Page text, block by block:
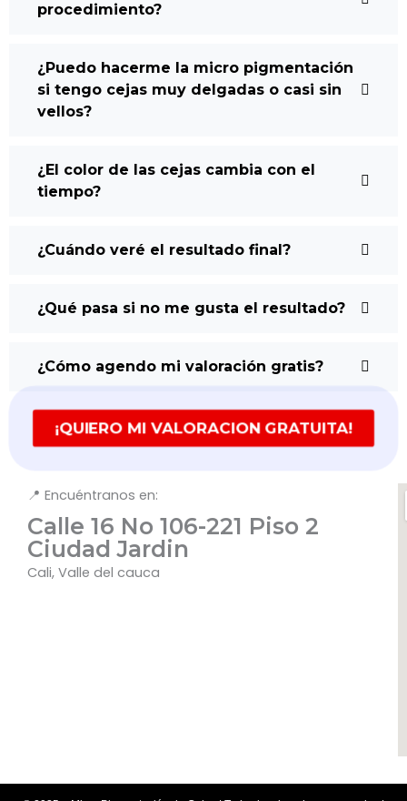
procedimiento?
¿Puedo hacerme la micro pigmentación
si tengo cejas muy delgadas o casi sin
vellos?
¿El color de las cejas cambia con el
tiempo?
¿Cuándo veré el resultado final?
¿Qué pasa si no me gusta el resultado?
¿Cómo agendo mi valoración gratis?
¡QUIERO MI VALORACION GRATUITA!
📍 Encuéntranos en:
Calle 16 No 106-221 Piso 2
Ciudad Jardin
Cali, Valle del cauca